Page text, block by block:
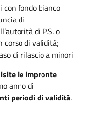
con fondo bianco
di
di P.S. o
corso di validità;
di rilascio a minori
le impronte
anno di
periodi di validità.